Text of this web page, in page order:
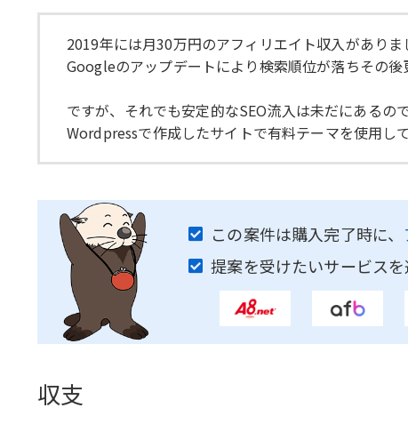
2019年には月30万円のアフィリエイト収入がありま
Googleのアップデートにより検索順位が落ちその後
ですが、それでも安定的なSEO流入は未だにあるの
Wordpressで作成したサイトで有料テーマを使用し
この案件は購入完了時に、
提案を受けたいサービス
収支